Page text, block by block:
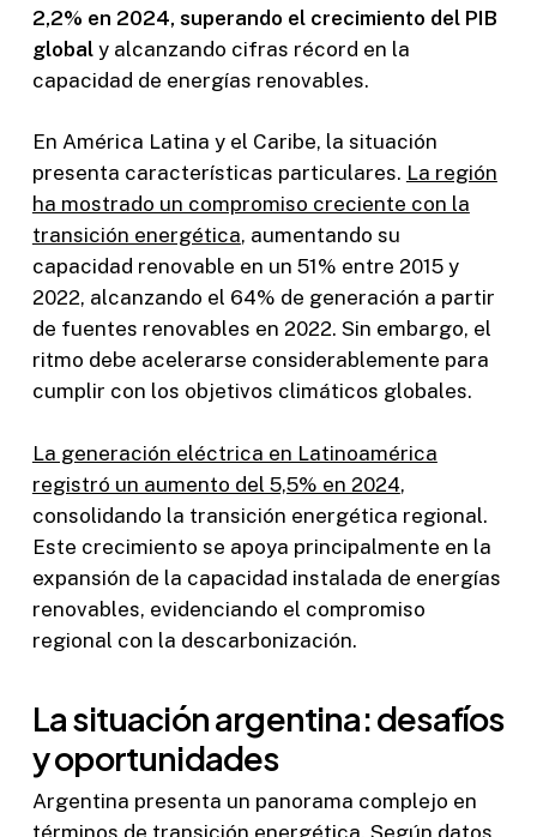
2,2% en 2024, superando el crecimiento del PIB
globaly alcanzando cifras récord en la
capacidad de energías renovables.
En América Latina y el Caribe, la situación
presenta características particulares. La región
ha mostrado un compromiso creciente con la
transición energética, aumentando su
capacidad renovable en un 51% entre 2015 y
2022, alcanzando el 64% de generación a partir
de fuentes renovables en 2022. Sin embargo, el
ritmo debe acelerarse considerablemente para
cumplir con los objetivos climáticos globales.
La generación eléctrica en Latinoamérica
registró un aumento del 5,5% en 2024,
consolidando la transición energética regional.
Este crecimiento se apoya principalmente en la
expansión de la capacidad instalada de energías
renovables, evidenciando el compromiso
regional con la descarbonización.
La situación argentina: desafíos
y oportunidades
Argentina presenta un panorama complejo en
términos de transición energética. Según datos